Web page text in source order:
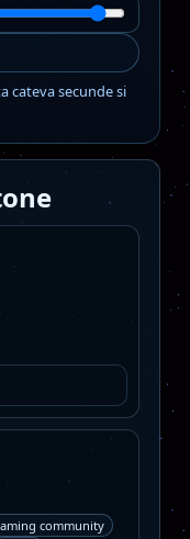
cateva secunde si
community